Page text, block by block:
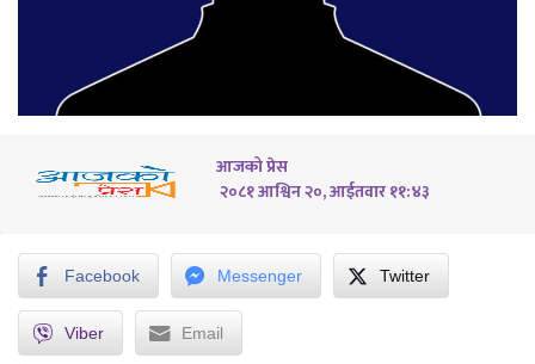
आजको प्रेस
२०८१ आश्विन २०, आईतवार ११:४३
Facebook Messenger Twitter
Viber Email